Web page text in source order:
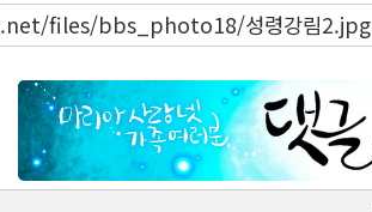
files/bbs_photo18/성령강림2.jpg